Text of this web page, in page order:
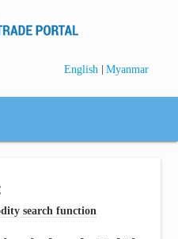
English | Myanmar
search function